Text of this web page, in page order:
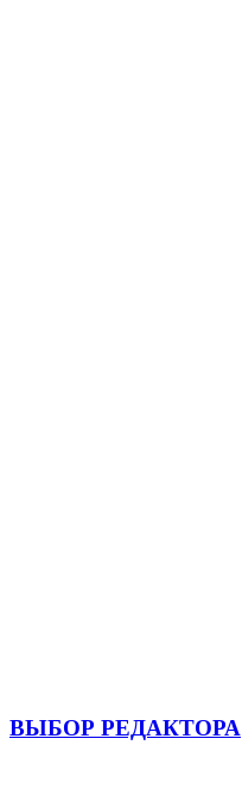
ВЫБОР РЕДАКТОРА